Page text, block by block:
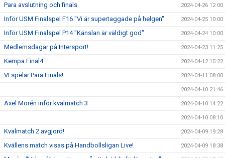
Para avslutning och finals 2024-04-26 12:00
Inför USM Finalspel F16 "Vi är supertaggade på helgen" 2024-04-25 10:00
Inför USM Finalspel P14 "Känslan är väldigt god" 2024-04-24 10:00
Medlemsdagar på Intersport! 2024-04-23 11:25
Kempa Final4 2024-04-12 15:22
VI spelar Para Finals! 2024-04-11 08:00
2024-04-10 21:46
Axel Morén inför kvalmatch 3 2024-04-10 14:22
2024-04-10 08:10
Kvalmatch 2 avgjord! 2024-04-09 19:28
Kvällens match visas på Handbollsligan Live! 2024-04-09 18:38